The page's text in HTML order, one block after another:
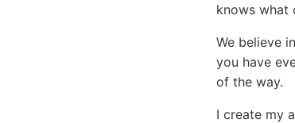
knows what
We believe
you have
of the way.
I create my